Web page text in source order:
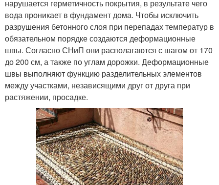
нарушается герметичность покрытия, в результате чего
вода проникает в фундамент дома. Чтобы исключить
разрушения бетонного слоя при перепадах температур в
обязательном порядке создаются деформационные
швы. Согласно СНиП они располагаются с шагом от 170
до 200 см, а также по углам дорожки. Деформационные
швы выполняют функцию разделительных элементов
между участками, независящими друг от друга при
растяжении, просадке.